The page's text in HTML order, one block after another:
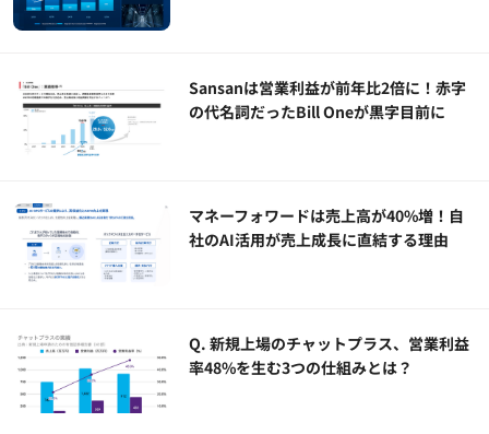
Sansanは営業利益が前年比2倍に！赤字
の代名詞だったBill Oneが黒字目前に
マネーフォワードは売上高が40%増！自
社のAI活用が売上成長に直結する理由
Q. 新規上場のチャットプラス、営業利益
率48%を生む3つの仕組みとは？